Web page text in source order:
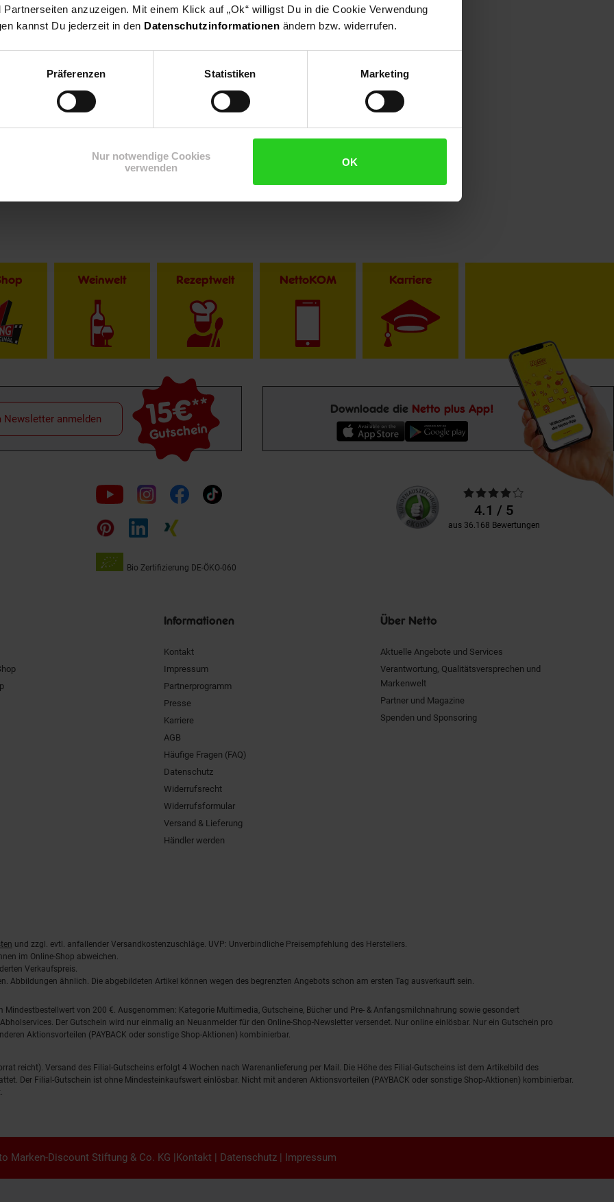
anzuzeigen. Mit einem Klick auf „Ok“ willigst Du in die Cookie Verwendung
kannst Du jederzeit in den Datenschutzinformationen ändern bzw. widerrufen.
Präferenzen Statistiken Marketing
Nur notwendige Cookies
verwenden
OK
Weinwelt Rezeptwelt NettoKOM Karriere
15€**
Gutschein
Newsletter anmelden
Downloade die Netto plus App!
Folge
uns
auf
Bio Zertifizierung DE-ÖKO-060
Unsere
Kundenbewertungen
Durchschnittliche
Bewertungen4.1 / 5
aus 36.168 Bewertungen
Informationen
Kontakt
Impressum
Partnerprogramm
Presse
Karriere
AGB
Häufige Fragen (FAQ)
Datenschutz
Widerrufsrecht
Widerrufsformular
Versand & Lieferung
Händler werden
Über Netto
Aktuelle Angebote und Services
Verantwortung, Qualitätsversprechen und
Markenwelt
Partner und Magazine
Spenden und Sponsoring
und zzgl. evtl. anfallender Versandkostenzuschläge. UVP: Unverbindliche Preisempfehlung des Herstellers.
im Online-Shop abweichen.
Verkaufspreis.
Abbildungen ähnlich. Die abgebildeten Artikel können wegen des begrenzten Angebots schon am ersten Tag ausverkauft sein.
von 200 €. Ausgenommen: Kategorie Multimedia, Gutscheine, Bücher und Pre- & Anfangsmilchnahrung sowie gesondert
Der Gutschein wird nur einmalig an Neuanmelder für den Online-Shop-Newsletter versendet. Nur online einlösbar. Nur ein Gutschein pro
Aktionsvorteilen (PAYBACK oder sonstige Shop-Aktionen) kombinierbar.
reicht). Versand des Filial-Gutscheins erfolgt 4 Wochen nach Warenanlieferung per Mail. Die Höhe des Filial-Gutscheins ist dem Artikelbild des
Der Filial-Gutschein ist ohne Mindesteinkaufswert einlösbar. Nicht mit anderen Aktionsvorteilen (PAYBACK oder sonstige Shop-Aktionen) kombinierbar.
Marken-Discount Stiftung & Co. KG |Kontakt | Datenschutz| Impressum